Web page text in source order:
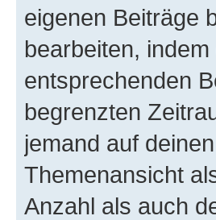
eigenen Beiträge
bearbeiten,
entsprechenden
begrenzten
jemand auf
Themenansicht
Anzahl als auch